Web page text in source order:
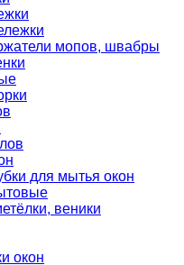
мопов, швабры
для мытья окон
веники
окон